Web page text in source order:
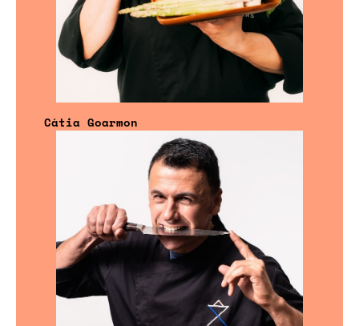
Cátia Goarmon